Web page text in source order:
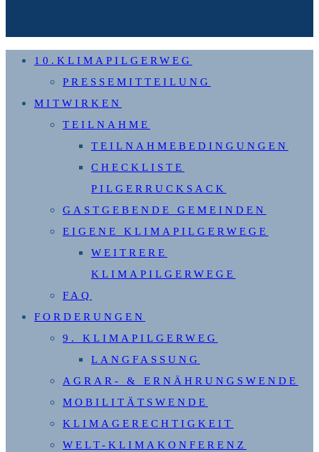
(22
km)
10.KLIMAPILGERWEG
PRESSEMITTEILUNG
MITWIRKEN
TEILNAHME
TEILNAHMEBEDINGUNGEN
CHECKLISTE
PILGERRUCKSACK
GASTGEBENDE GEMEINDEN
EIGENE KLIMAPILGERWEGE
WEITRERE
KLIMAPILGERWEGE
FAQ
FORDERUNGEN
9. KLIMAPILGERWEG
LANGFASSUNG
AGRAR- & ERNÄHRUNGSWENDE
MOBILITÄTSWENDE
KLIMAGERECHTIGKEIT
WELT-KLIMAKONFERENZ